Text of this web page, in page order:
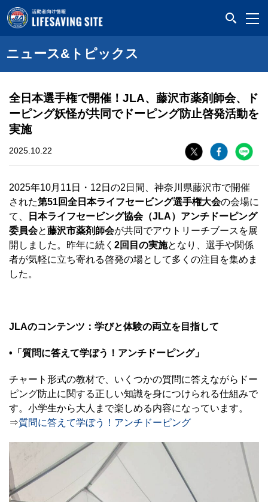
ニュース&トピックス
全日本選手権で開催！JLA、藤沢市薬剤師会、ド
ーピング妖怪が共同でドーピング防止啓発活動を
実施
2025.10.22
2025年10月11日・12日の2日間、神奈川県藤沢市で開催
された第51回全日本ライフセービング選手権大会の会場に
て、
日本ライフセービング協会（JLA）アンチドーピング
委員会と藤沢市薬剤師会が共同でアウトリーチブースを展
開しました。昨年に続く 2回目の実施となり、選手や関係
者が気軽に立ち寄れる啓発の場として多くの注目を集めま
した。
JLAのコンテンツ：学びと体験の両立を目指して
•「質問に答えて学ぼう！アンチドーピング」
チャート形式の教材で、いくつかの質問に答えながらドー
ピング防止に関する正しい知識を身につけられる仕組みで
す。小学生から大人まで楽しめる内容になっています。
⇒質問に答えて学ぼう！アンチドーピング